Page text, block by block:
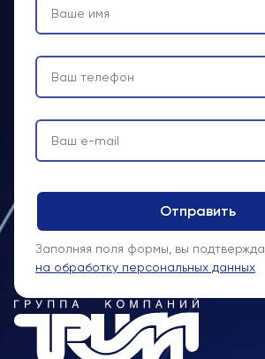
Заполняя поля формы, вы
на обработку персональных данных